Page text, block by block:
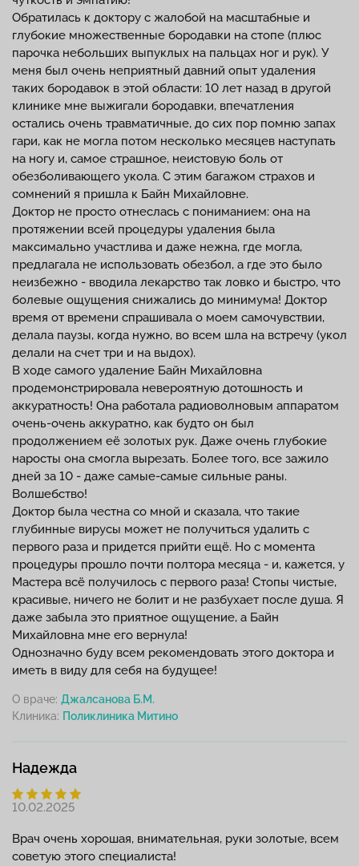
Обратилась к доктору с жалобой на масштабные и
глубокие множественные бородавки на стопе (плюс
парочка небольших выпуклых на пальцах ног и рук). У
меня был очень неприятный давний опыт удаления
таких бородавок в этой области: 10 лет назад в другой
клинике мне выжигали бородавки, впечатления
остались очень травматичные, до сих пор помню запах
гари, как не могла потом несколько месяцев наступать
на ногу и, самое страшное, неистовую боль от
обезболивающего укола. С этим багажом страхов и
сомнений я пришла к Байн Михайловне.
Доктор не просто отнеслась с пониманием: она на
протяжении всей процедуры удаления была
максимально участлива и даже нежна, где могла,
предлагала не использовать обезбол, а где это было
неизбежно - вводила лекарство так ловко и быстро, что
болевые ощущения снижались до минимума! Доктор
время от времени спрашивала о моем самочувствии,
делала паузы, когда нужно, во всем шла на встречу (укол
делали на счет три и на выдох).
В ходе самого удаление Байн Михайловна
продемонстрировала невероятную дотошность и
аккуратность! Она работала радиоволновым аппаратом
очень-очень аккуратно, как будто он был
продолжением её золотых рук. Даже очень глубокие
наросты она смогла вырезать. Более того, все зажило
дней за 10 - даже самые-самые сильные раны.
Волшебство!
Доктор была честна со мной и сказала, что такие
глубинные вирусы может не получиться удалить с
первого раза и придется прийти ещё. Но с момента
процедуры прошло почти полтора месяца - и, кажется, у
Мастера всё получилось с первого раза! Стопы чистые,
красивые, ничего не болит и не разбухает после душа. Я
даже забыла это приятное ощущение, а Байн
Михайловна мне его вернула!
Однозначно буду всем рекомендовать этого доктора и
иметь в виду для себя на будущее!
О враче: Джалсанова Б.М.
Клиника:
Надежда
10.02.2025
Врач очень хорошая, внимательная, руки золотые, всем
советую этого специалиста!